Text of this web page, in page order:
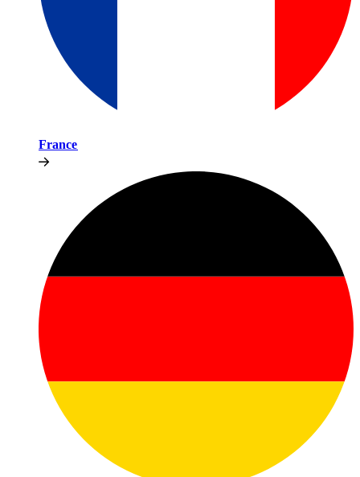
France​​